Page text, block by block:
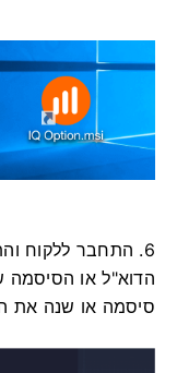
6. התחבר ללקוח
הדוא"ל או
סיסמה או שנה את